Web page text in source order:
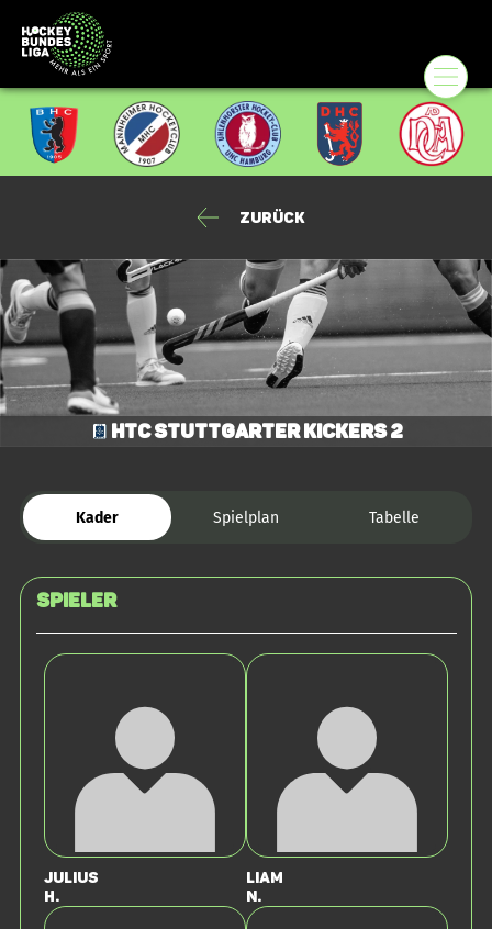
Zurück
HTC Stuttgarter Kickers 2
Kader Spielplan Tabelle
Spieler
Julius
H.
Liam
N.